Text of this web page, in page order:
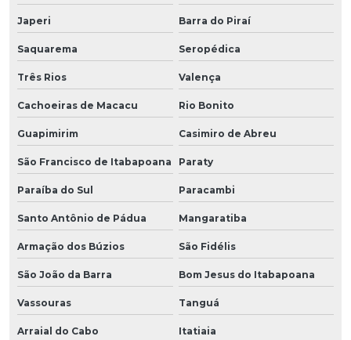
Japeri Barra do Piraí
Saquarema Seropédica
Três Rios Valença
Cachoeiras de Macacu Rio Bonito
Guapimirim Casimiro de Abreu
São Francisco de Itabapoana Paraty
Paraíba do Sul Paracambi
Santo Antônio de Pádua Mangaratiba
Armação dos Búzios São Fidélis
São João da Barra Bom Jesus do Itabapoana
Vassouras Tanguá
Arraial do Cabo Itatiaia